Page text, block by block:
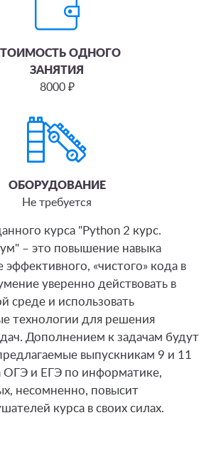
ОДНОГО
ЗАНЯТИЯ
8000 ₽
ОБОРУДОВАНИЕ
Не требуется
курса "Python 2 курс.
– это повышение навыка
эффективного, «чистого» кода в
уверенно действовать в
среде и использовать
технологии для решения
Дополнением к задачам будут
выпускникам 9 и 11
ОГЭ и ЕГЭ по информатике,
несомненно, повысит
курса в своих силах.